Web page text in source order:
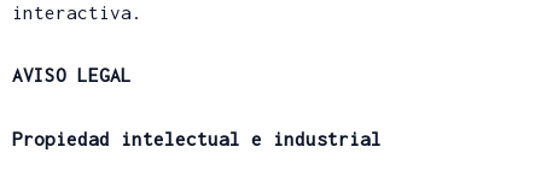
interactiva.
AVISO LEGAL
Propiedad intelectual e industrial